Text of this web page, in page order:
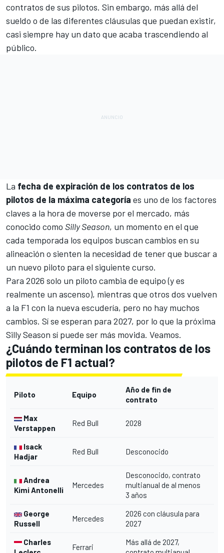
contratos de sus pilotos. Sin embargo, más allá del
sueldo o de las diferentes cláusulas que puedan existir,
casi siempre hay un dato que acaba trascendiendo al
público.
La fecha de expiración de los contratos de los
pilotos de la máxima categoría es uno de los factores
claves a la hora de moverse por el mercado, más
conocido como Silly Season, un momento en el que
cada temporada los equipos buscan cambios en su
alineación o sienten la necesidad de tener que buscar a
un nuevo piloto para el siguiente curso.
Para 2026 solo un piloto cambia de equipo (y es
realmente un ascenso), mientras que otros dos vuelven
a la F1 con la nueva escudería, pero no hay muchos
cambios. Sí se esperan para 2027, por lo que la próxima
Silly Season sí puede ser más movida. Veamos.
¿Cuándo terminan los contratos de los
pilotos de F1 actual?
Piloto Equipo
Año de fin de
contrato
Max
Verstappen
Red Bull 2028
Isack
Hadjar
Red Bull Desconocido
Andrea
Kimi Antonelli
Mercedes
Desconocido, contrato
multianual de al menos
3 años
George
Russell
Mercedes
2026 con cláusula para
2027
Charles
Ferrari
Más allá de 2027,